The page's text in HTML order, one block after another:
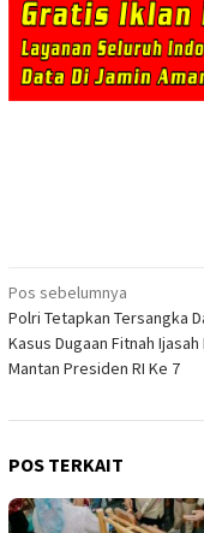
Navigasi
pos
Pos sebelumnya
Polri Tetapkan Tersangka
Kasus Dugaan Fitnah Ijasah
Mantan Presiden RI Ke 7
POS TERKAIT